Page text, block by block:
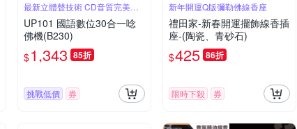
最新立體聲技術 CD音質完美呈
現
UP101 國語數位30合一唸
佛機(B230)
$1,343 85折
挑戰低價 券
新年開運Q版彌勒佛線香座
禮田家-新春開運擺飾線香插
座-(陶瓷、青砂石)
$425 86折
限時下殺 券